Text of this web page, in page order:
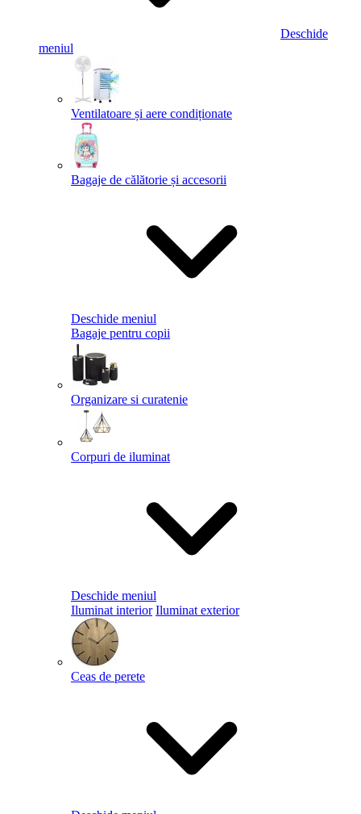
Deschide
meniul
Ventilatoare și aere condiționate
Bagaje de călătorie și accesorii
Deschide meniul
Bagaje pentru copii
Organizare si curatenie
Corpuri de iluminat
Deschide meniul
Iluminat interior Iluminat exterior
Ceas de perete